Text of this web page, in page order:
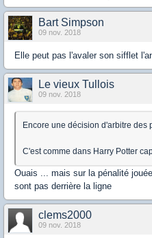
Bart Simpson
09 nov. 2018
Elle peut pas l'avaler son sifflet
Le vieux Tullois
09 nov. 2018
Encore une décision d'arbitre des
C'est comme dans Harry Potter
Ouais ... mais sur la pénalité
sont pas derrière la ligne
clems2000
09 nov. 2018